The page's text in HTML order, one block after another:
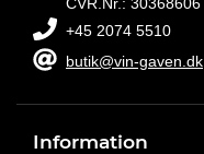
+45 2074 5510
butik@vin-gaven.dk
Information